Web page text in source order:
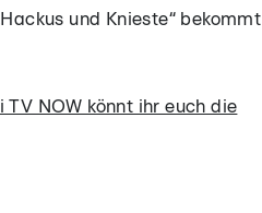
und Knieste“ bekommt
NOW könnt ihr euch die